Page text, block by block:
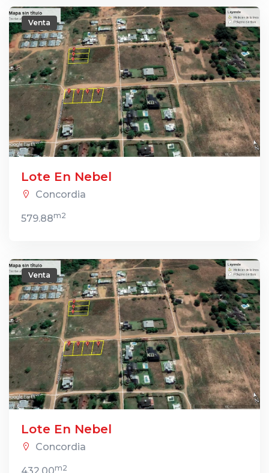
Venta
Lote En Nebel
Concordia
579.88m2
Venta
Lote En Nebel
Concordia
m2